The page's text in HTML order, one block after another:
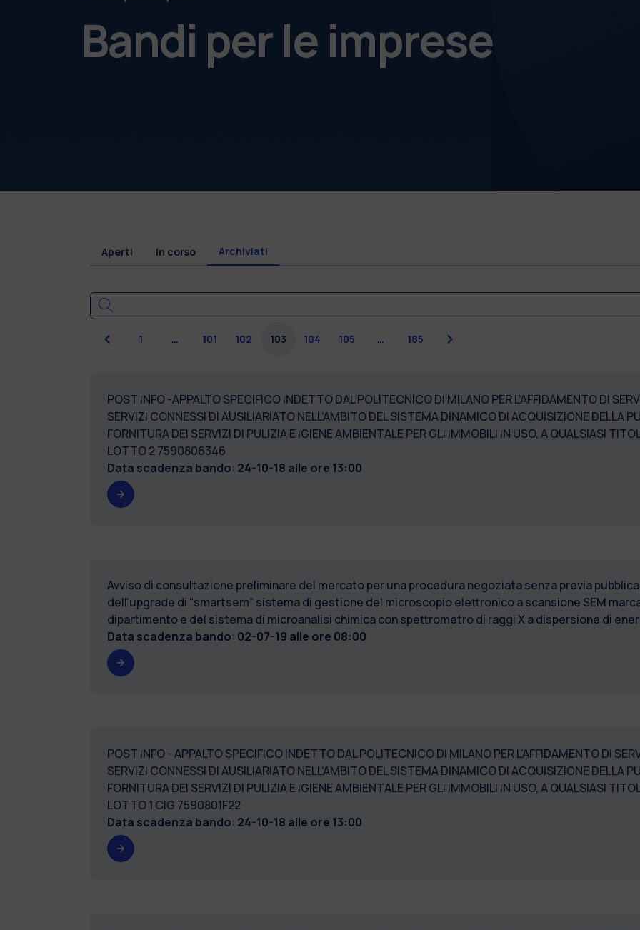
Bandi per le imprese
Aperti In corso Archiviati
Precedente
1 … 101 102 103 104 105 … 185 Successiva
POST INFO -APPALTO SPECIFICO INDETTO DAL POLITECNICO DI MILANO PER L’AFFIDAMENTO DI
SERVIZI CONNESSI DI AUSILIARIATO NELL’AMBITO DEL SISTEMA DINAMICO DI ACQUISIZIONE DELLA
FORNITURA DEI SERVIZI DI PULIZIA E IGIENE AMBIENTALE PER GLI IMMOBILI IN USO, A QUALSIASI
LOTTO 2 7590806346
Data scadenza bando: 24-10-18 alle ore 13:00
Avviso di consultazione preliminare del mercato per una procedura negoziata senza previa
dell’upgrade di “smartsem” sistema di gestione del microscopio elettronico a scansione SEM marca
dipartimento e del sistema di microanalisi chimica con spettrometro di raggi X a dispersione di
Data scadenza bando: 02-07-19 alle ore 08:00
POST INFO - APPALTO SPECIFICO INDETTO DAL POLITECNICO DI MILANO PER L’AFFIDAMENTO DI
SERVIZI CONNESSI DI AUSILIARIATO NELL’AMBITO DEL SISTEMA DINAMICO DI ACQUISIZIONE DELLA
FORNITURA DEI SERVIZI DI PULIZIA E IGIENE AMBIENTALE PER GLI IMMOBILI IN USO, A QUALSIASI
LOTTO 1 CIG 7590801F22
Data scadenza bando: 24-10-18 alle ore 13:00